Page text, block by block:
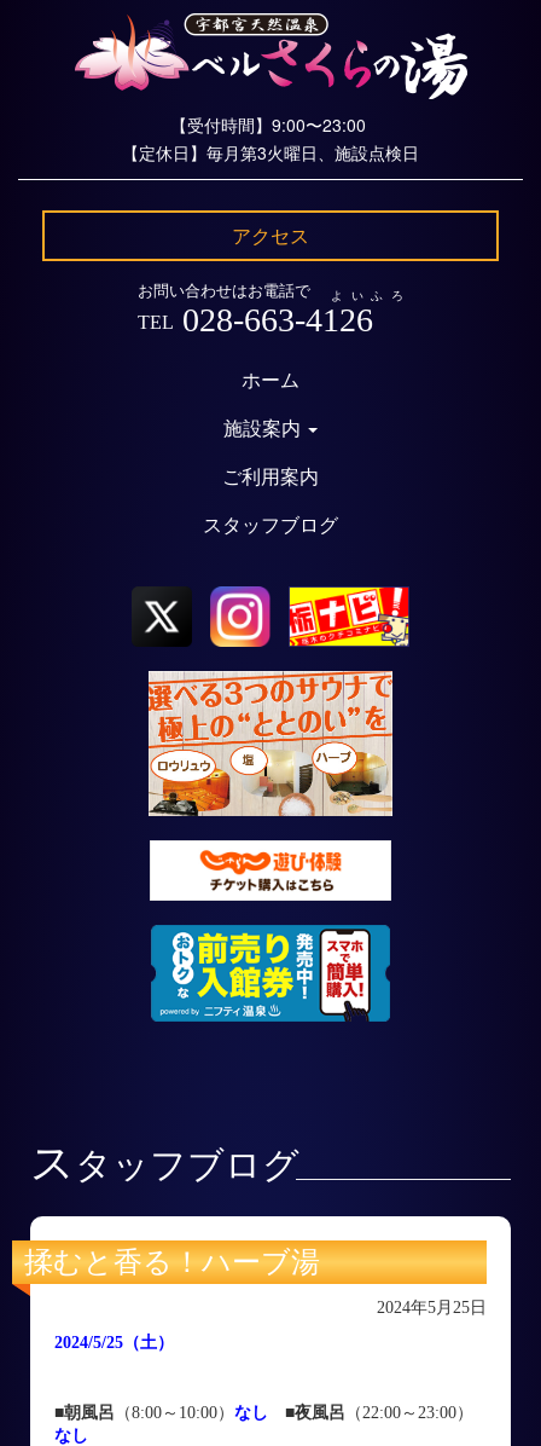
【受付時間】9:00〜23:00
【定休日】毎月第3火曜日、施設点検日
アクセス
お問い合わせはお電話で よいふろ
TEL 028-663-4126
ホーム
施設案内
ご利用案内
スタッフブログ
ス タッフブログ
揉むと香る！ハーブ湯
2024年5月25日
2024/5/25 （土 ）
■朝風呂 （8:00～10:00） なし ■夜風呂 （22:00～23:00）
なし